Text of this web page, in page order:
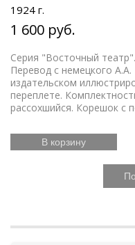
1924 г.
1 600 руб.
Серия "Восточный
Перевод с немецкого
издательском
переплете.
рассохшийся. Корешок с
В корзину